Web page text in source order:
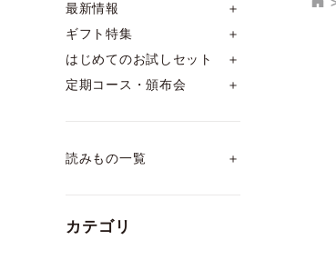
最新情報
＋
ギフト特集
＋
はじめてのお試しセット
＋
定期コース・頒布会
＋
読みもの一覧 ＋
カテゴリ